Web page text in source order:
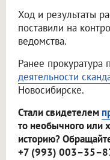
Ход и результаты
поставили на
ведомства.
Ранее прокуратура
деятельности
Новосибирске.
Стали свидетелем
то необычного или
историю?
+7 (993)